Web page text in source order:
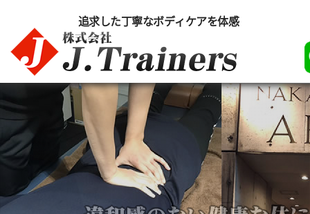
追求した丁寧なボディケアを体感